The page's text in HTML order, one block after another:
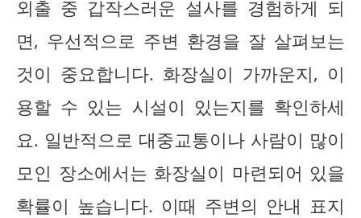
외출 중 갑작스러운 설사를 경험하게 되
면, 우선적으로 주변 환경을 잘 살펴보는
것이 중요합니다. 화장실이 가까운지, 이
용할 수 있는 시설이 있는지를 확인하세
요. 일반적으로 대중교통이나 사람이 많이
모인 장소에서는 화장실이 마련되어 있을
확률이 높습니다. 이때 주변의 안내 표지